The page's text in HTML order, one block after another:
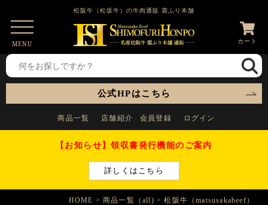
松阪牛（松坂牛）の牛肉通販 霜ふり本舗
カート
MENU
公式HPはこちら
商品一覧 店舗紹介 会員登録 ログイン
【お知らせ】領収書発行機能のご案内
詳しくはこちら
HOME 商品一覧（all)
松阪牛（matsusakabeef）